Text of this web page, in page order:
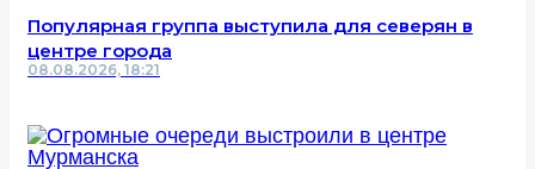
Популярная группа выступила для северян в
центре города
08.08.2026, 18:21